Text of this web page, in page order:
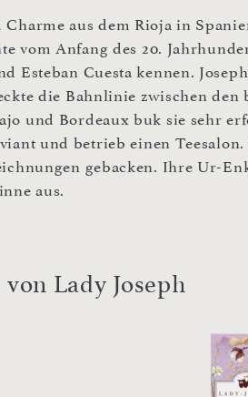
Charme aus dem Rioja in
vom Anfang des 20.
Esteban Cuesta kennen.
die Bahnlinie zwischen
und Bordeaux buk sie sehr
und betrieb einen
gebacken. Ihre Ur-
aus.
Lady Joseph